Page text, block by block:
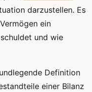
darzustellen. Es
ein
und wie
Definition
einer Bilanz